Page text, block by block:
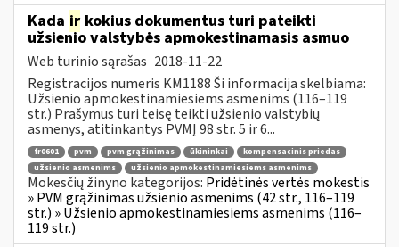
Kada ir kokius dokumentus turi pateikti
užsienio valstybės apmokestinamasis asmuo
Web turinio sąrašas 2018-11-22
Registracijos numeris KM1188 Ši informacija skelbiama:
Užsienio apmokestinamiesiems asmenims (116–119
str.) Prašymus turi teisę teikti užsienio valstybių
asmenys, atitinkantys PVMĮ 98 str. 5 ir 6...
fr0601 pvm pvm grąžinimas ūkininkai
kompensacinis priedas
užsienio asmenims
užsienio apmokestinamiesiems asmenims
Mokesčių žinyno kategorijos: Pridėtinės vertės mokestis
» PVM grąžinimas užsienio asmenims (42 str., 116–119
str.) » Užsienio apmokestinamiesiems asmenims (116–
119 str.)